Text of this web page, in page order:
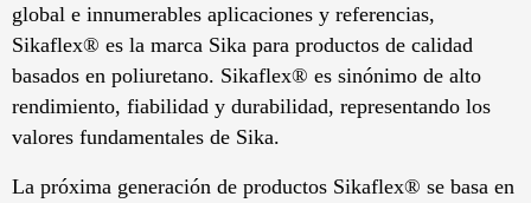
global e innumerables aplicaciones y referencias,
Sikaflex® es la marca Sika para productos de calidad
basados ​​en poliuretano. Sikaflex® es sinónimo de alto
rendimiento, fiabilidad y durabilidad, representando los
valores fundamentales de Sika.
La próxima generación de productos Sikaflex® se basa en